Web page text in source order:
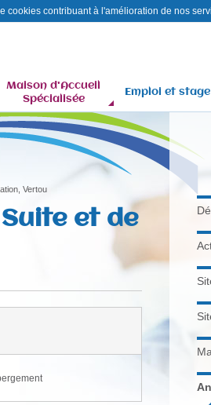
Maison d'Accueil
Spécialisée
Emploi et stage
Vertou
et de
cookies contribuant à l'amélioration de nos